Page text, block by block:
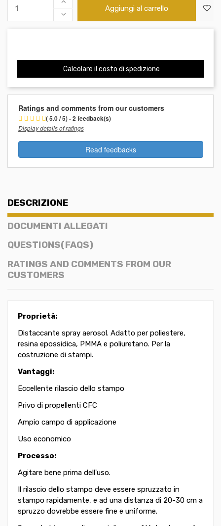
Aggiungi al carrello
Calcolare il costo di spedizione
Ratings and comments from our customers
( 5.0 / 5) - 2 feedback(s)
Display details of ratings
Read feedbacks
DESCRIZIONE
DOCUMENTI ALLEGATI
QUESTIONS(FAQS)
RATINGS AND COMMENTS FROM OUR
CUSTOMERS
Proprietà:
Distaccante spray aerosol. Adatto per poliestere,
resina epossidica, PMMA e poliuretano. Per la
costruzione di stampi.
Vantaggi:
Eccellente rilascio dello stampo
Privo di propellenti CFC
Ampio campo di applicazione
Uso economico
Processo:
Agitare bene prima dell'uso.
Il rilascio dello stampo deve essere spruzzato in
stampo rapidamente, e ad una distanza di 20-30 cm a
spruzzo dovrebbe essere fine e uniforme.